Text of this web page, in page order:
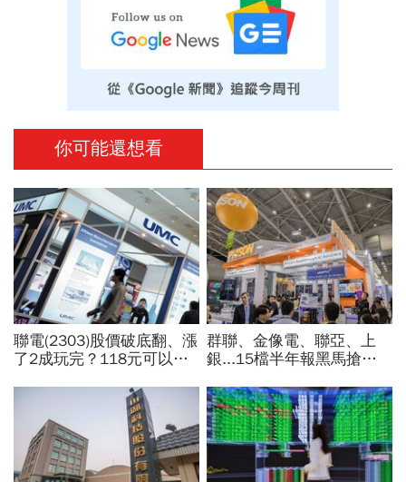
你可能還想看
聯電(2303)股價破底翻、漲
了2成玩完？118元可以
賣超5.7萬張，可能原因曝
群聯、金像電、聯亞、上
銀...15檔半年報黑馬搶先
標...真能複製鈺創、晶豪科
噴一波？